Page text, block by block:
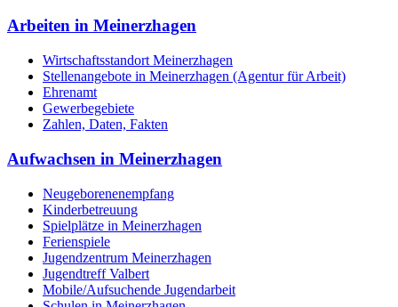
Arbeiten in Meinerzhagen
Wirtschaftsstandort Meinerzhagen
Stellenangebote in Meinerzhagen (Agentur für Arbeit)
Ehrenamt
Gewerbegebiete
Zahlen, Daten, Fakten
Aufwachsen in Meinerzhagen
Neugeborenenempfang
Kinderbetreuung
Spielplätze in Meinerzhagen
Ferienspiele
Jugendzentrum Meinerzhagen
Jugendtreff Valbert
Mobile/Aufsuchende Jugendarbeit